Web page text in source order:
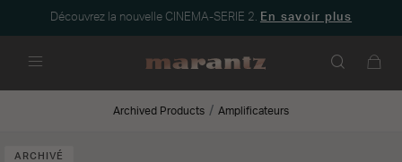
Découvrez la nouvelle CINEMA-SERIE 2. En savoir plus
Archived Products Amplificateurs
ARCHIVÉ